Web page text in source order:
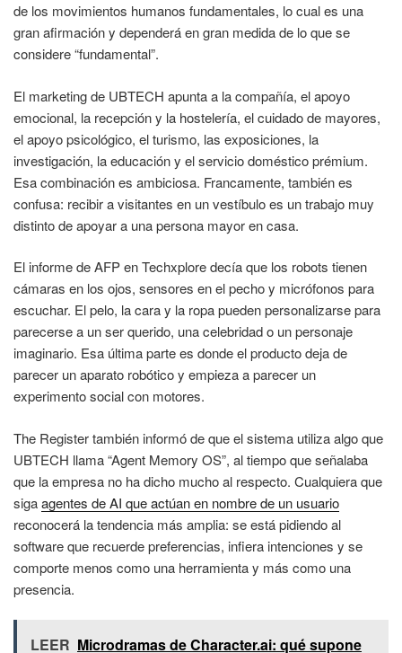
de los movimientos humanos fundamentales, lo cual es una
gran afirmación y dependerá en gran medida de lo que se
considere “fundamental”.
El marketing de UBTECH apunta a la compañía, el apoyo
emocional, la recepción y la hostelería, el cuidado de mayores,
el apoyo psicológico, el turismo, las exposiciones, la
investigación, la educación y el servicio doméstico prémium.
Esa combinación es ambiciosa. Francamente, también es
confusa: recibir a visitantes en un vestíbulo es un trabajo muy
distinto de apoyar a una persona mayor en casa.
El informe de AFP en Techxplore decía que los robots tienen
cámaras en los ojos, sensores en el pecho y micrófonos para
escuchar. El pelo, la cara y la ropa pueden personalizarse para
parecerse a un ser querido, una celebridad o un personaje
imaginario. Esa última parte es donde el producto deja de
parecer un aparato robótico y empieza a parecer un
experimento social con motores.
The Register también informó de que el sistema utiliza algo que
UBTECH llama “Agent Memory OS”, al tiempo que señalaba
que la empresa no ha dicho mucho al respecto. Cualquiera que
sigaagentes de AI que actúan en nombre de un usuario
reconocerá la tendencia más amplia: se está pidiendo al
software que recuerde preferencias, infiera intenciones y se
comporte menos como una herramienta y más como una
presencia.
LEER Microdramas de Character.ai: qué supone